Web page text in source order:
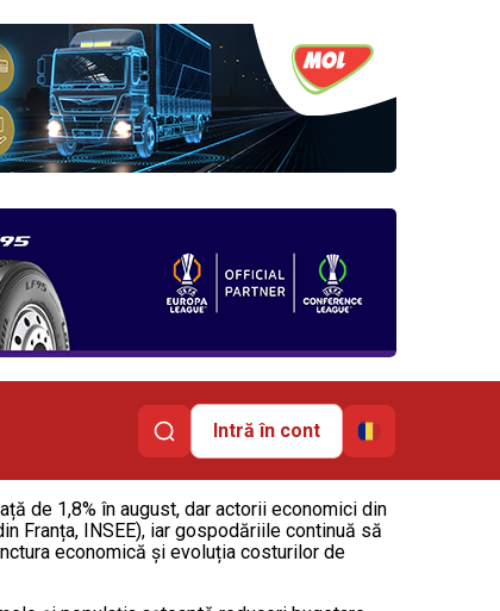
Intră în cont
de 1,8% în august, dar actorii economici din
Franța, INSEE), iar gospodăriile continuă să
economică și evoluția costurilor de